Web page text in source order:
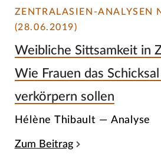
ZENTRALASIEN-ANALYSEN
(28.06.2019)
Weibliche Sittsamkeit in
Wie Frauen das
verkörpern sollen
Hélène Thibault — Analyse
Zum Beitrag